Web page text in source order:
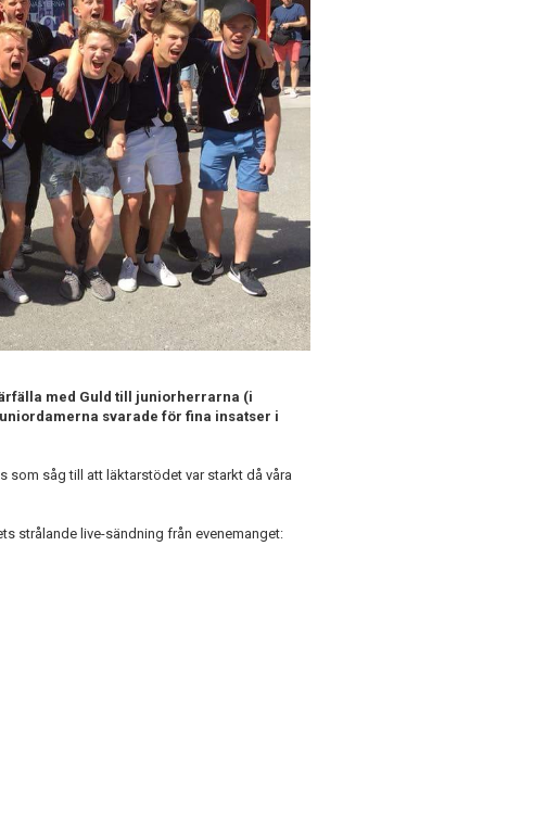
med Guld till juniorherrarna (i
svarade för fina insatser i
som såg till att läktarstödet var starkt då våra
strålande live-sändning från evenemanget: